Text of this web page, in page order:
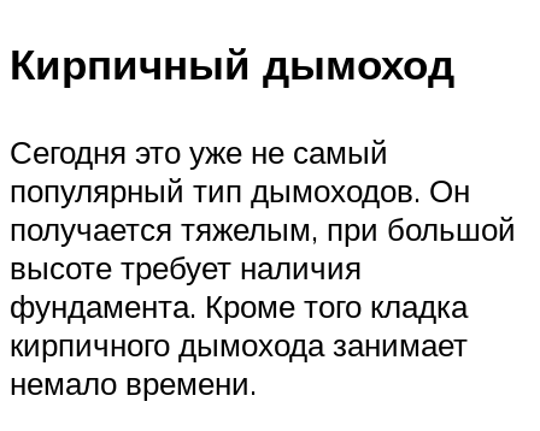
Кирпичный дымоход
Сегодня это уже не самый
популярный тип дымоходов. Он
получается тяжелым, при большой
высоте требует наличия
фундамента. Кроме того кладка
кирпичного дымохода занимает
немало времени.